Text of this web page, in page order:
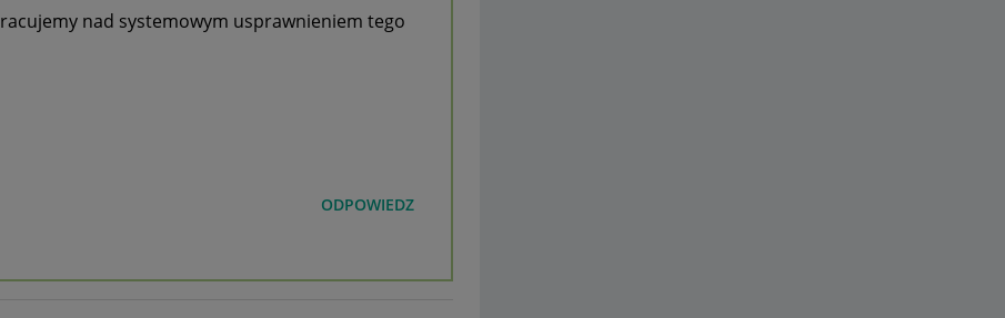
nad systemowym usprawnieniem tego
ODPOWIEDZ